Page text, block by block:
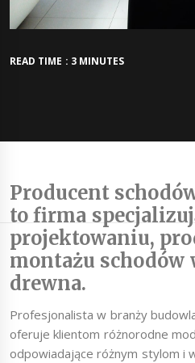
READ TIME : 3 MINUTES
Producent
to firma
projektowaniu,
montażu schodów
drewna.
Profesjonalista w branży
oferuje klientom różnorodne
odpowiadające różnym stylom i